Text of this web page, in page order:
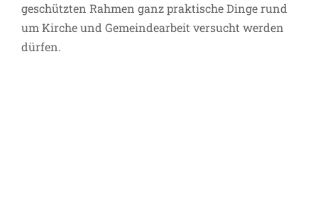
geschützten Rahmen ganz praktische Dinge rund
um Kirche und Gemeindearbeit versucht werden
dürfen.